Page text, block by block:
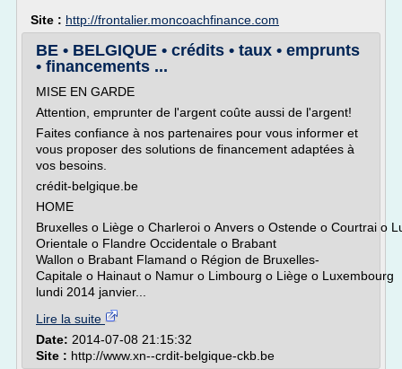
Site : http://frontalier.moncoachfinance.com
BE • BELGIQUE • crédits • taux • emprunts
• financements ...
MISE EN GARDE
Attention, emprunter de l'argent coûte aussi de l'argent!
Faites confiance à nos partenaires pour vous informer et
vous proposer des solutions de financement adaptées à
vos besoins.
crédit-belgique.be
HOME
Bruxelles o Liège o Charleroi o Anvers o Ostende o Courtrai o
Orientale o Flandre Occidentale o Brabant
Wallon o Brabant Flamand o Région de Bruxelles-
Capitale o Hainaut o Namur o Limbourg o Liège o Luxembourg
lundi 2014 janvier...
Lire la suite
Date: 2014-07-08 21:15:32
Site : http://www.xn--crdit-belgique-ckb.be